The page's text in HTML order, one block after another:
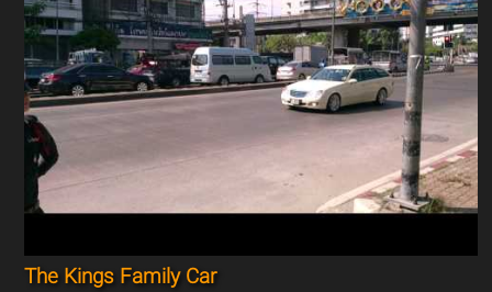
The Kings Family Car